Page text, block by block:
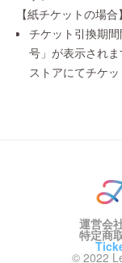
【紙チケットの場合】
チケット引換期
号」が表示され
ストアにてチケ
運営会
特定商
© 2022